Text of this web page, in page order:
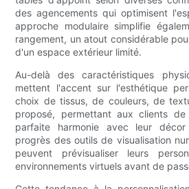
des agencements qui optimisent
approche modulaire simplifie
rangement, un atout considérable
d'un espace extérieur limité.
Au-delà des caractéristiques
mettent l'accent sur l'esthétique
choix de tissus, de couleurs, de
proposé, permettant aux clients
parfaite harmonie avec leur
progrès des outils de visualisation
peuvent prévisualiser leurs
environnements virtuels avant de